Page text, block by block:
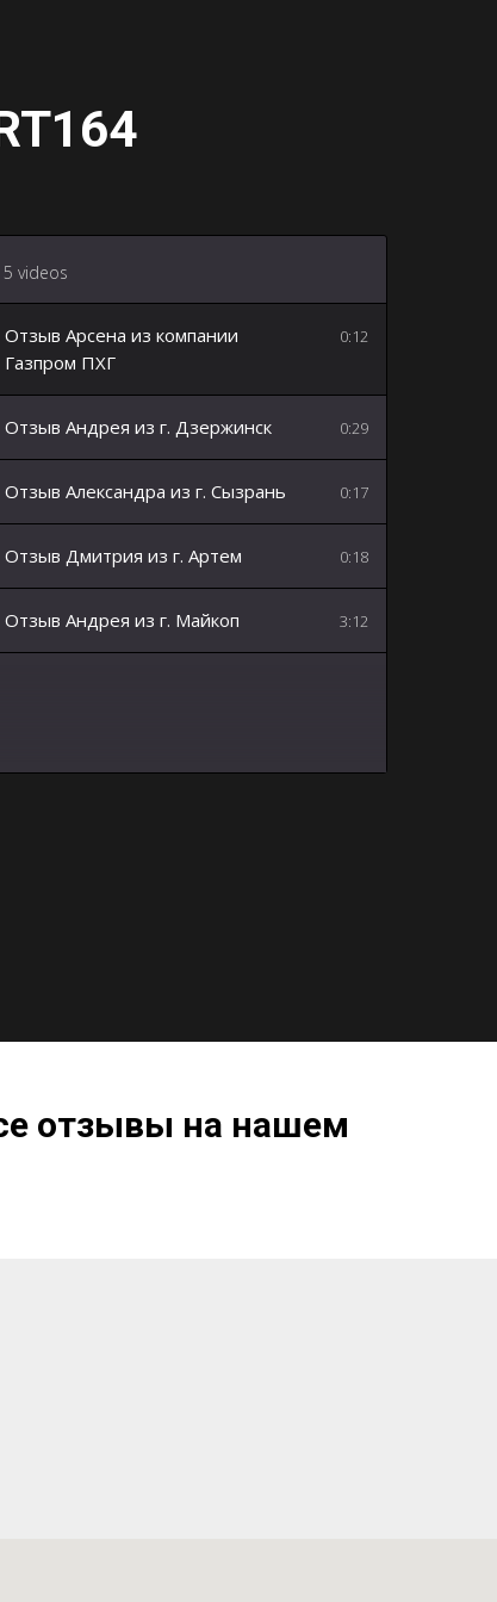
5 videos
Отзыв Арсена из компании
Газпром ПХГ
0:12
Отзыв Андрея из г. Дзержинск 0:29
Отзыв Александра из г. Сызрань 0:17
Отзыв Дмитрия из г. Артем 0:18
Отзыв Андрея из г. Майкоп 3:12
отзывы на нашем